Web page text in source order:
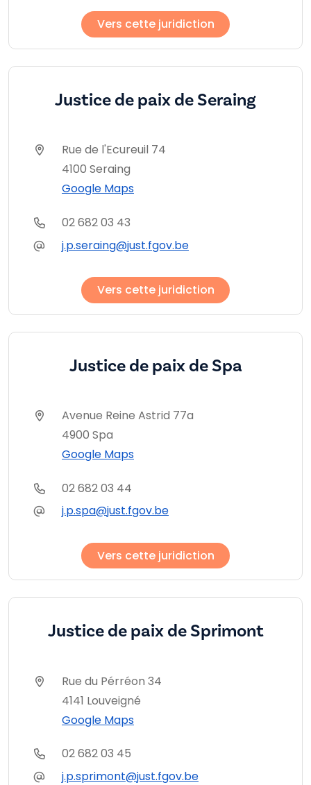
Vers cette juridiction
Justice de paix de Seraing
Rue de l'Ecureuil 74
4100 Seraing
Google Maps
02 682 03 43
j.p.seraing@just.fgov.be
Vers cette juridiction
Justice de paix de Spa
Avenue Reine Astrid 77a
4900 Spa
Google Maps
02 682 03 44
j.p.spa@just.fgov.be
Vers cette juridiction
Justice de paix de Sprimont
Rue du Pérréon 34
4141 Louveigné
Google Maps
02 682 03 45
j.p.sprimont@just.fgov.be